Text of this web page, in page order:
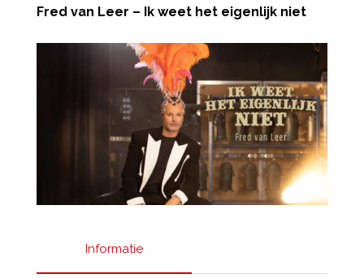
Fred van Leer – Ik weet het eigenlijk niet
Informatie